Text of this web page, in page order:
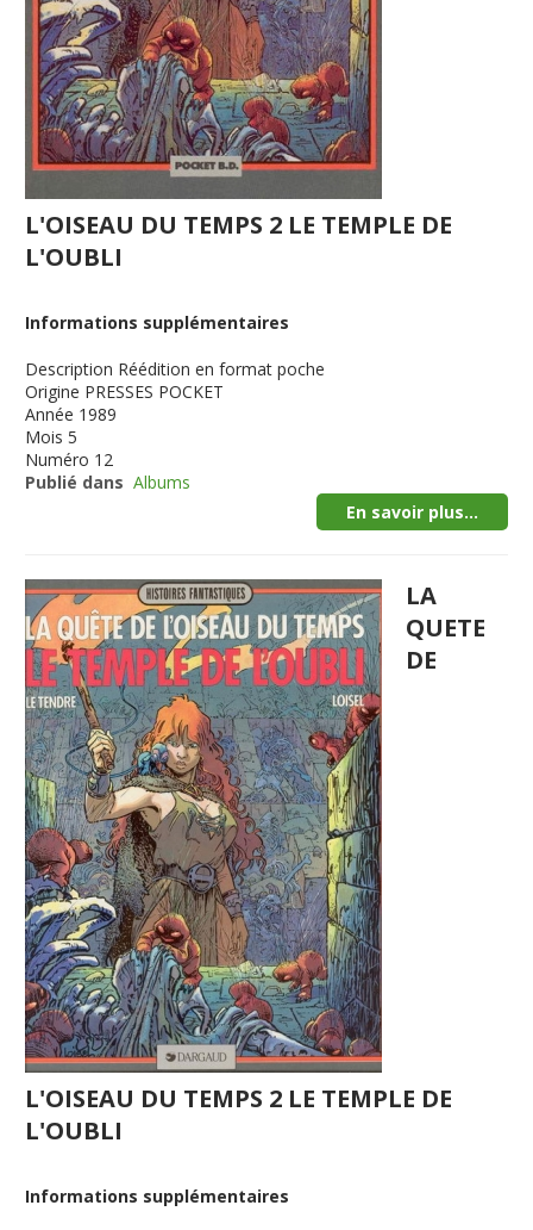
L'OISEAU DU TEMPS 2 LE TEMPLE DE
L'OUBLI
Informations supplémentaires
Description Réédition en format poche
Origine PRESSES POCKET
Année 1989
Mois 5
Numéro 12
Publié dans Albums
En savoir plus...
LA
QUETE
DE
L'OISEAU DU TEMPS 2 LE TEMPLE DE
L'OUBLI
Informations supplémentaires